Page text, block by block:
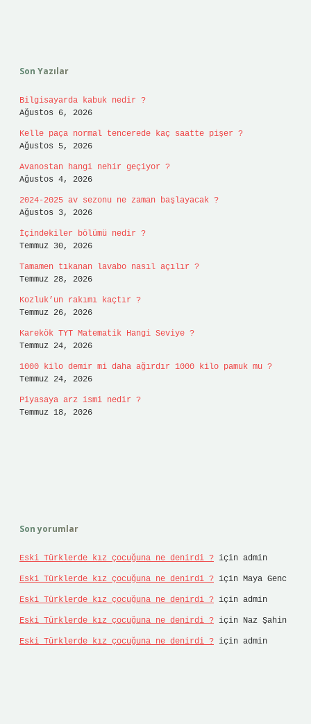
Son Yazılar
Bilgisayarda kabuk nedir ?
Ağustos 6, 2026
Kelle paça normal tencerede kaç saatte pişer ?
Ağustos 5, 2026
Avanostan hangi nehir geçiyor ?
Ağustos 4, 2026
2024-2025 av sezonu ne zaman başlayacak ?
Ağustos 3, 2026
İçindekiler bölümü nedir ?
Temmuz 30, 2026
Tamamen tıkanan lavabo nasıl açılır ?
Temmuz 28, 2026
Kozluk’un rakımı kaçtır ?
Temmuz 26, 2026
Karekök TYT Matematik Hangi Seviye ?
Temmuz 24, 2026
1000 kilo demir mi daha ağırdır 1000 kilo pamuk mu ?
Temmuz 24, 2026
Piyasaya arz ismi nedir ?
Temmuz 18, 2026
Son yorumlar
Eski Türklerde kız çocuğuna ne denirdi ? için admin
Eski Türklerde kız çocuğuna ne denirdi ? için Maya Genc
Eski Türklerde kız çocuğuna ne denirdi ? için admin
Eski Türklerde kız çocuğuna ne denirdi ? için Naz Şahin
Eski Türklerde kız çocuğuna ne denirdi ? için admin